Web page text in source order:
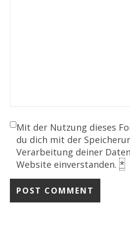
Mit der Nutzung dieses
du dich mit der
Verarbeitung deiner
Website einverstanden. *